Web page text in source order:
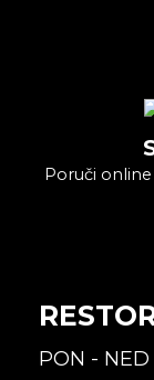
Poruči
PON -